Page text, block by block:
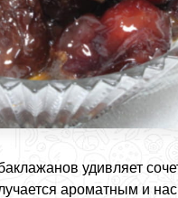
удивляет
ароматным и